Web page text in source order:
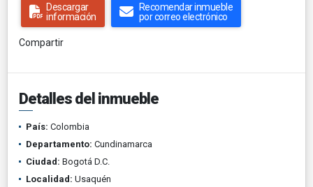
Descargar
información
Recomendar inmueble
por correo electrónico
Compartir
Detalles del inmueble
País: Colombia
Departamento: Cundinamarca
Ciudad: Bogotá D.C.
Localidad: Usaquén